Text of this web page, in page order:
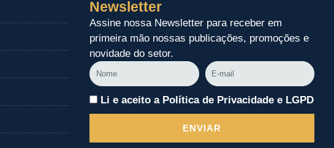
Newsletter
Assine nossa Newsletter para receber em
primeira mão nossas publicações, promoções e
novidade do setor.
Nome
E-
mail
Li e aceito a Política de Privacidade e LGPD
ENVIAR